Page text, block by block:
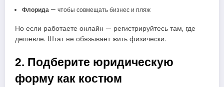
Флорида— чтобы совмещать бизнес и пляж
Но если работаете онлайн — регистрируйтесь там, где
дешевле. Штат не обязывает жить физически.
2. Подберите юридическую
форму как костюм